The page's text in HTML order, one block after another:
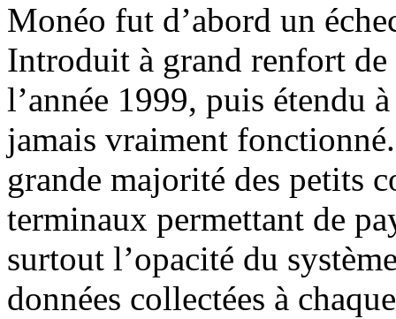
Monéo fut d’abord un
Introduit à grand renfort
l’année 1999, puis étendu
jamais vraiment
grande majorité des petits
terminaux permettant de
surtout l’opacité du
données collectées à